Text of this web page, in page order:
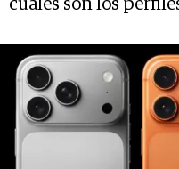
cuáles son los